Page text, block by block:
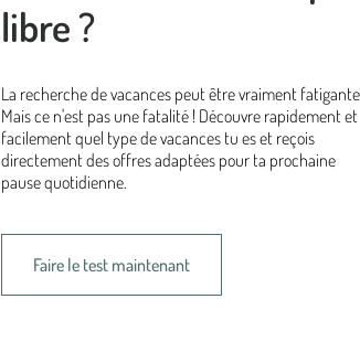
libre ?
La recherche de vacances peut être vraiment
Mais ce n'est pas une fatalité ! Découvre rapidement et
facilement quel type de vacances tu es et reçois
directement des offres adaptées pour ta prochaine
pause quotidienne.
Faire le test maintenant